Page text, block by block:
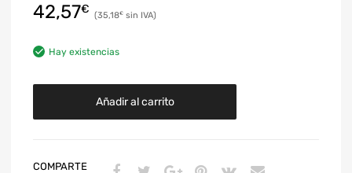
42,57€ 35,18€
Hay existencias
Añadir al carrito
COMPARTE